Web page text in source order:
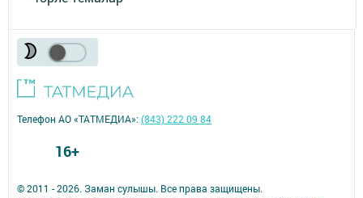
© 2011 - 2026. Заман сулышы. Все права защищены.
Телефон АО «ТАТМЕДИА»:(843) 222 09 84
16+